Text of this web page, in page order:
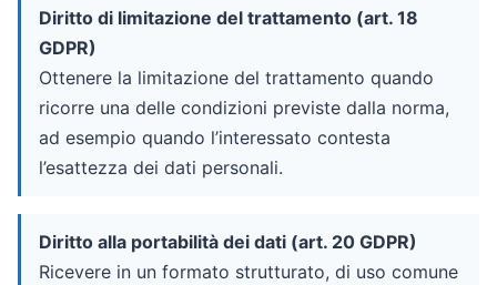
Diritto di limitazione del trattamento (art. 18
GDPR)
Ottenere la limitazione del trattamento quando
ricorre una delle condizioni previste dalla norma,
ad esempio quando l’interessato contesta
l’esattezza dei dati personali.
Diritto alla portabilità dei dati (art. 20 GDPR)
Ricevere in un formato strutturato, di uso comune